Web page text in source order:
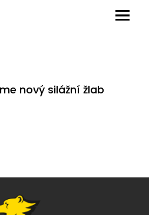
MENU
nový silážní žlab